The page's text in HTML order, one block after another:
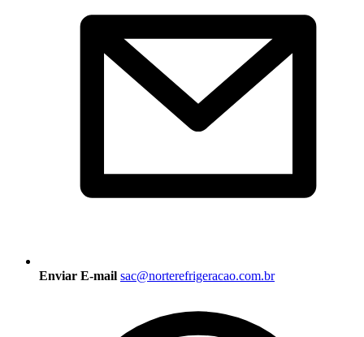
Enviar E-mail sac@norterefrigeracao.com.br